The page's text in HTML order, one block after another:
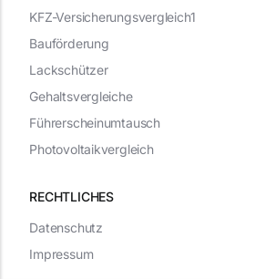
RECHTLICHES
Datenschutz
Impressum
KFZ-Versicherungsvergleich1
Bauförderung
Lackschützer
Gehaltsvergleiche
Führerscheinumtausch
Photovoltaikvergleich